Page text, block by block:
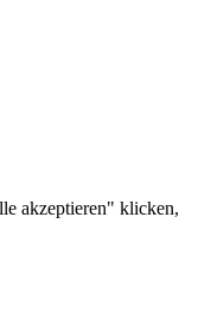
akzeptieren" klicken,